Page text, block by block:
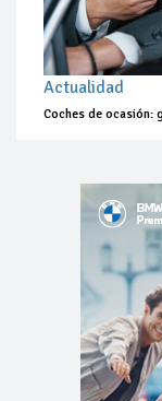
Actualidad
Coches de ocasión: